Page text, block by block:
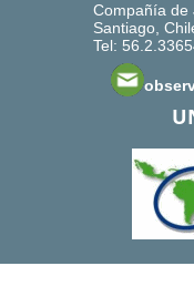
Compañía de
Santiago,
Tel: